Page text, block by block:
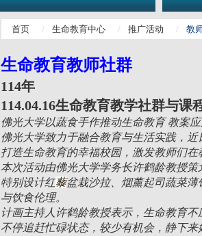
首页 生命教育中心 推广活动 教
生命教育教师社群
114年
114.04.16生命教育教学社群与课
佛光大学以蔬食手作推动生命教育 教案
佛光大学致力于融合教育与生活实践，
打造生命教育的幸福校园，激发教师们
本次活动由佛光大学学务长许鹤龄教授
特别设计红藜盆栽沙拉、烟薰起司蔬菜
与饮食伦理。
计画主持人许鹤龄教授表示，生命教育
不停追赶忙碌状态，较少有机会，静下